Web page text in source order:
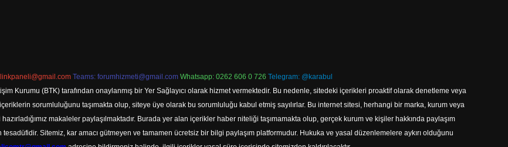
Teams: forumhizmeti@gmail.com Whatsapp: 0262 606 0 726 Telegram: @karabul
Kurumu (BTK) tarafından onaylanmış bir Yer Sağlayıcı olarak hizmet vermektedir. Bu nedenle, sitedeki içerikleri proaktif olarak denetleme veya
sorumluluğunu taşımakta olup, siteye üye olarak bu sorumluluğu kabul etmiş sayılırlar. Bu internet sitesi, herhangi bir marka, kurum veya
makaleler paylaşılmaktadır. Burada yer alan içerikler haber niteliği taşımamakta olup, gerçek kurum ve kişiler hakkında paylaşım
Sitemiz, kar amacı gütmeyen ve tamamen ücretsiz bir bilgi paylaşım platformudur. Hukuka ve yasal düzenlemelere aykırı olduğunu